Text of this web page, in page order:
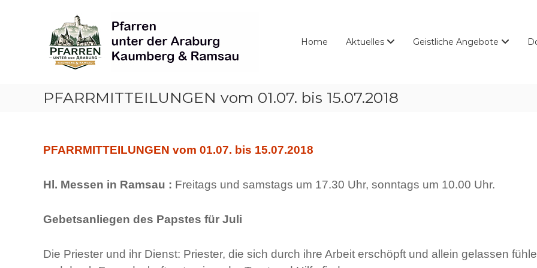
Pfarren
unter
derAraburg
in
Kaumberg
Home Aktuelles Geistliche Angebote
PFARRMITTEILUNGEN vom 01.07. bis 15.07.2018
PFARRMITTEILUNGEN vom 01.07. bis 15.07.2018
Hl. Messen in Ramsau : Freitags und samstags um 17.30 Uhr, sonntags um 10.00 Uhr.
Gebetsanliegen des Papstes für Juli
Die Priester und ihr Dienst: Priester, die sich durch ihre Arbeit erschöpft und allein gelassen